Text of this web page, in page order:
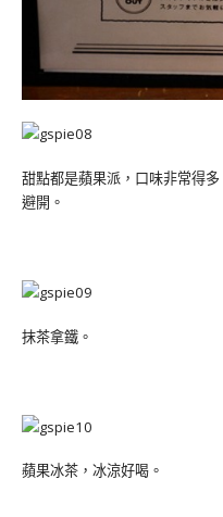
甜點都是蘋果派，口味非常得
避開。
抹茶拿鐵。
蘋果冰茶，冰涼好喝。